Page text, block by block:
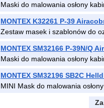
Maski do malowania osłony
MONTEX K32261 P-39
Zestaw masek i szablonów do
MONTEX SM32166 P-39N/Q
Maski do malowania osłony
MONTEX SM32196 SB2C
MINI Mask do malowania